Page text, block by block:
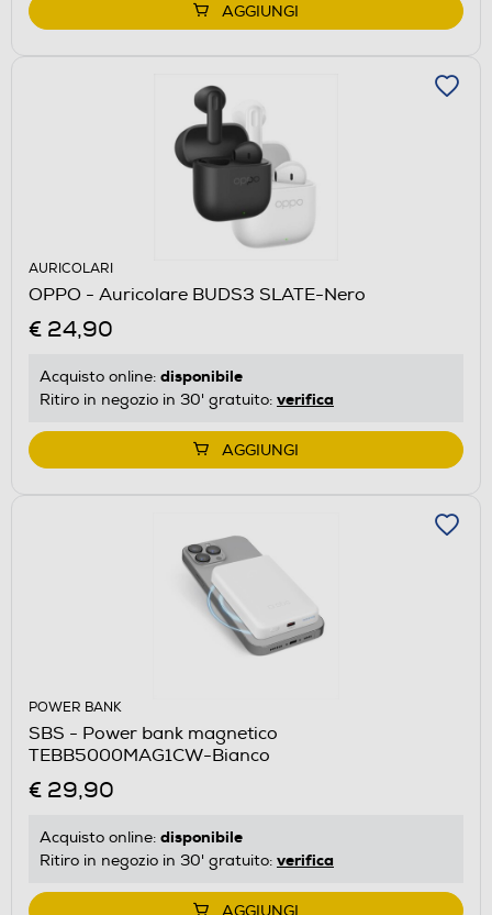
AGGIUNGI
AURICOLARI
OPPO - Auricolare BUDS3 SLATE-Nero
€ 24,90
Acquisto online: disponibile
Ritiro in negozio in 30' gratuito: verifica
AGGIUNGI
POWER BANK
SBS - Power bank magnetico
TEBB5000MAG1CW-Bianco
€ 29,90
Acquisto online: disponibile
Ritiro in negozio in 30' gratuito: verifica
AGGIUNGI